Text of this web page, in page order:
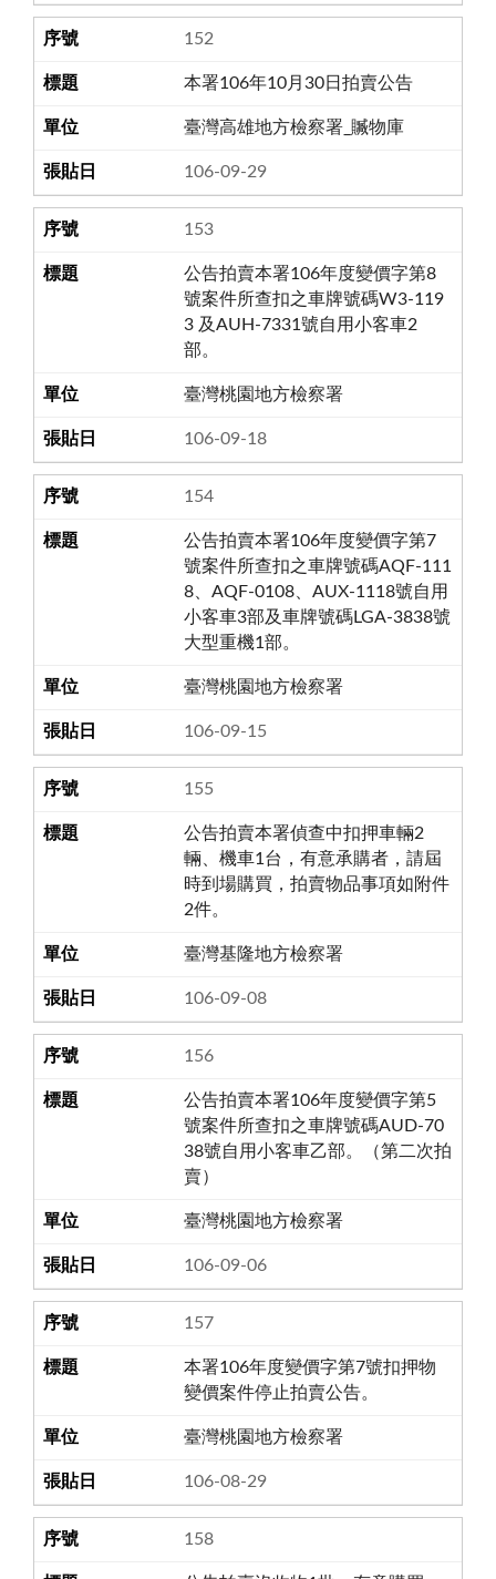
152
本署106年10月30日拍賣公告
臺灣高雄地方檢察署_贓物庫
106-09-29
153
公告拍賣本署106年度變價字第8
號案件所查扣之車牌號碼W3-119
3 及AUH-7331號自用小客車2
部。
臺灣桃園地方檢察署
106-09-18
154
公告拍賣本署106年度變價字第7
號案件所查扣之車牌號碼AQF-111
8、AQF-0108、AUX-1118號自用
小客車3部及車牌號碼LGA-3838號
大型重機1部。
臺灣桃園地方檢察署
106-09-15
155
公告拍賣本署偵查中扣押車輛2
輛、機車1台，有意承購者，請屆
時到場購買，拍賣物品事項如附件
2件。
臺灣基隆地方檢察署
106-09-08
156
公告拍賣本署106年度變價字第5
號案件所查扣之車牌號碼AUD-70
38號自用小客車乙部。（第二次拍
賣）
臺灣桃園地方檢察署
106-09-06
157
本署106年度變價字第7號扣押物
變價案件停止拍賣公告。
臺灣桃園地方檢察署
106-08-29
158